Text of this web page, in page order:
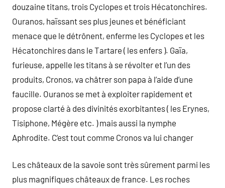
douzaine titans, trois Cyclopes et trois Hécatonchires.
Ouranos, haïssant ses plus jeunes et bénéficiant
menace que le détrônent, enferme les Cyclopes et les
Hécatonchires dans le Tartare ( les enfers ). Gaïa,
furieuse, appelle les titans à se révolter et l’un des
produits, Cronos, va châtrer son papa à l’aide d’une
faucille. Ouranos se met à exploiter rapidement et
propose clarté à des divinités exorbitantes ( les Erynes,
Tisiphone, Mégère etc. ) mais aussi la nymphe
Aphrodite. C’est tout comme Cronos va lui changer
Les châteaux de la savoie sont très sûrement parmi les
plus magnifiques châteaux de france. Les roches